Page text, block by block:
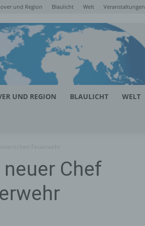
und Region Blaulicht Welt Veranstaltungen
UND REGION BLAULICHT WELT
Chef